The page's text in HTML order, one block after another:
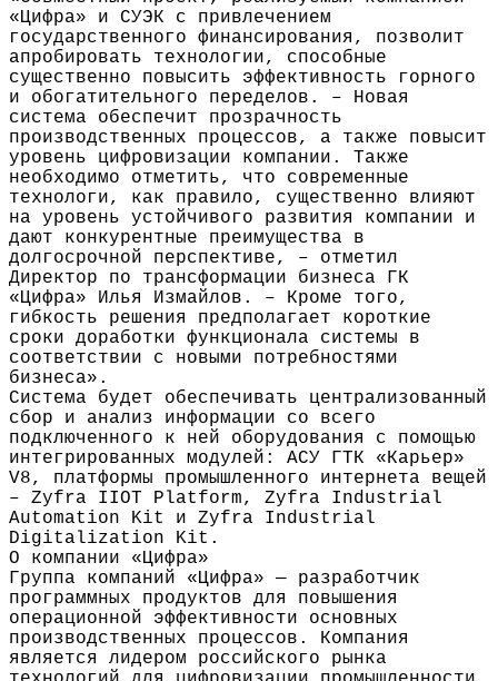
«Цифра» и СУЭК с привлечением
государственного финансирования, позволит
апробировать технологии, способные
существенно повысить эффективность горного
и обогатительного переделов. – Новая
система обеспечит прозрачность
производственных процессов, а также повысит
уровень цифровизации компании. Также
необходимо отметить, что современные
технологи, как правило, существенно влияют
на уровень устойчивого развития компании и
дают конкурентные преимущества в
долгосрочной перспективе, – отметил
Директор по трансформации бизнеса ГК
«Цифра» Илья Измайлов. – Кроме того,
гибкость решения предполагает короткие
сроки доработки функционала системы в
соответствии с новыми потребностями
бизнеса».
Система будет обеспечивать централизованный
сбор и анализ информации со всего
подключенного к ней оборудования с помощью
интегрированных модулей: АСУ ГТК «Карьер»
V8, платформы промышленного интернета вещей
– Zyfra IIОТ Platform, Zyfra Industrial
Automation Kit и Zyfra Industrial
Digitalization Kit.
О компании «Цифра»
Группа компаний «Цифра» — разработчик
программных продуктов для повышения
операционной эффективности основных
производственных процессов. Компания
является лидером российского рынка